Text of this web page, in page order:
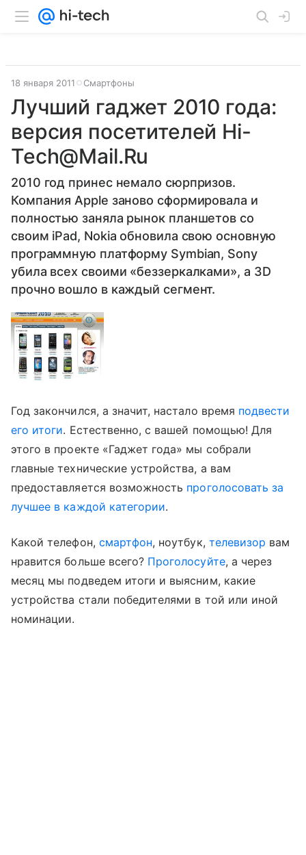
18 января 2011 Смартфоны
Лучший гаджет 2010 года:
версия посетителей Hi-
Tech@Mail.Ru
2010 год принес немало сюрпризов.
Компания Apple заново сформировала и
полностью заняла рынок планшетов со
своим iPad, Nokia обновила свою основную
программную платформу Symbian, Sony
убила всех своими «беззеркалками», а 3D
прочно вошло в каждый сегмент.
Год закончился, а значит, настало время подвести
его итоги. Естественно, с вашей помощью! Для
этого в проекте «Гаджет года» мы собрали
главные технические устройства, а вам
предоставляется возможность проголосовать за
лучшее в каждой категории.
Какой телефон, смартфон, ноутбук, телевизор вам
нравится больше всего? Проголосуйте, а через
месяц мы подведем итоги и выясним, какие
устройства стали победителями в той или иной
номинации.